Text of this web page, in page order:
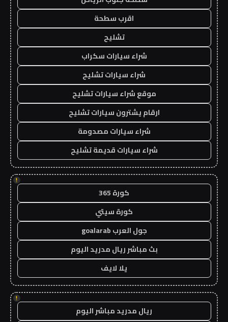
اقرب سطحة
تشليح
شراء سيارات سكراب
شراء سيارات تشليح
موقع شراء سيارات تشليح
ارقام يشترون سيارات تشليح
شراء سيارات مصدومة
شراء سيارات قديمة تشليح
!
كورة 365
كورة سيتي
جول العرب goalarab
بث مباشر ريال مدريد اليوم
يلا لايف
!
ريال مدريد مباشر اليوم